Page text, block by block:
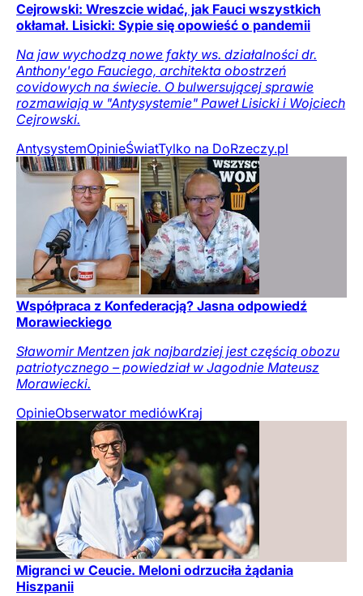
Cejrowski: Wreszcie widać, jak Fauci wszystkich
okłamał. Lisicki: Sypie się opowieść o pandemii
Na jaw wychodzą nowe fakty ws. działalności dr.
Anthony'ego Fauciego, architekta obostrzeń
covidowych na świecie. O bulwersującej sprawie
rozmawiają w "Antysystemie" Paweł Lisicki i Wojciech
Cejrowski.
AntysystemOpinieŚwiatTylko na DoRzeczy.pl
Współpraca z Konfederacją? Jasna odpowiedź
Morawieckiego
Sławomir Mentzen jak najbardziej jest częścią obozu
patriotycznego – powiedział w Jagodnie Mateusz
Morawiecki.
OpinieObserwator mediówKraj
Migranci w Ceucie. Meloni odrzuciła żądania
Hiszpanii